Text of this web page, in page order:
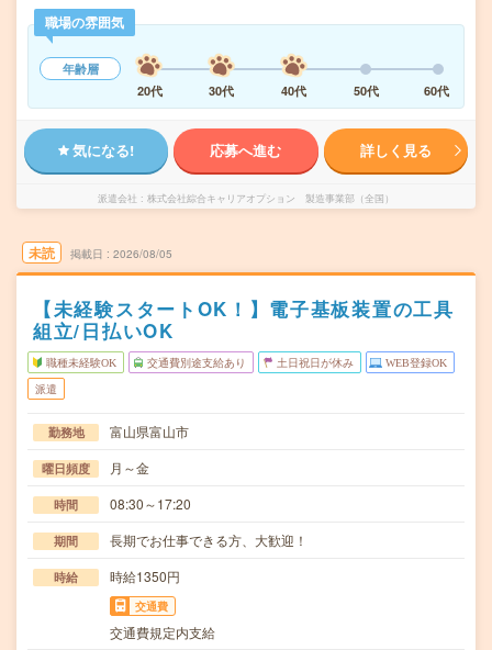
職場の雰囲気
年齢層
20代
30代 40代 50代 60代
気になる! 応募へ進む 詳しく見る
派遣会社 株式会社綜合キャリアオプション 製造事業部（全国）
未読 掲載日 2026/08/05
【未経験スタートOK！】電子基板装置の工具
組立/日払いOK
職種未経験OK 交通費別途支給あり 土日祝日が休み WEB登録OK
派遣
勤務地 富山県富山市
曜日頻度 月～金
時間 08:30～17:20
期間 長期でお仕事できる方、大歓迎！
時給 時給1350円
交通費
交通費規定内支給